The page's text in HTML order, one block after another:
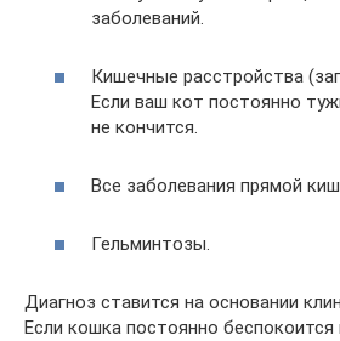
заболеваний.
Кишечные расстройства
Если ваш кот постоянно
не кончится.
Все заболевания прямой
Гельминтозы.
Диагноз ставится на основании
Если кошка постоянно беспокоится